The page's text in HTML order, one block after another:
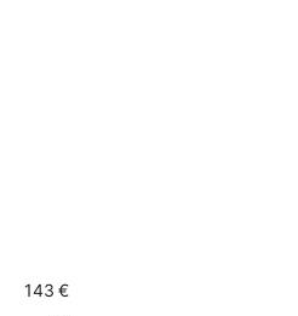
143 €